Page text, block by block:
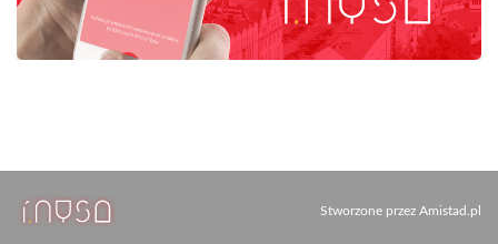
Stworzone przez Amistad.pl